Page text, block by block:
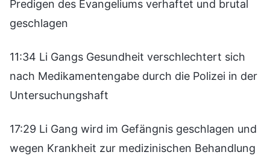
Predigen des Evangeliums verhaftet und brutal
geschlagen
11:34 Li Gangs Gesundheit verschlechtert sich
nach Medikamentengabe durch die Polizei in der
Untersuchungshaft
17:29 Li Gang wird im Gefängnis geschlagen und
wegen Krankheit zur medizinischen Behandlung